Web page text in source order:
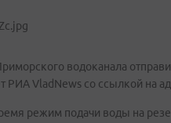
водоканала
РИА VladNews со ссылкой на
режим подачи воды на